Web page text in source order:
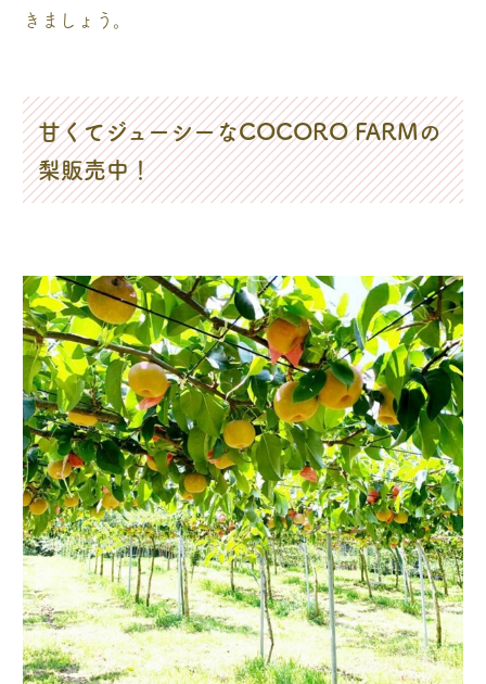
きましょう。
甘くてジューシーなCOCORO FARMの
梨販売中！